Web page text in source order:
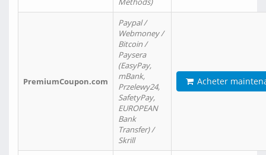
PremiumCoupon.com
Paypal /
Webmoney /
Bitcoin /
Paysera
(EasyPay,
mBank,
Przelewy24,
SafetyPay,
EUROPEAN
Bank
Transfer) /
Skrill
Acheter